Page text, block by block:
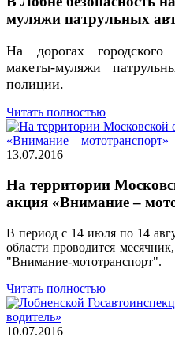
муляжи патрульных
На дорогах
макеты-муляжи
полиции.
Читать полностью
13.07.2016
На территории
акция «Внимание –
В период с 14 июля по 14
области проводится
"Внимание-мототранспорт".
Читать полностью
10.07.2016